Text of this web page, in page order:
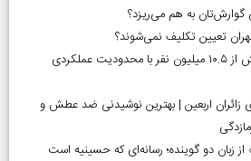
گوارش‌تان به هم می‌ریزد؟
تعیین تکلیف نمی‌شوند؟
آمار معلولیت در ایران | بیش از ۱۰.۵ میلیون نفر با محدودیت عملکردی
اربعین | بهترین نوشیدنی ضد عطش و
از زبان دو گوینده؛ رسانه‌ای که حسینیه است